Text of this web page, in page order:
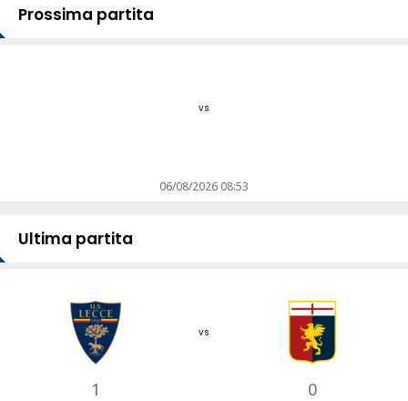
Prossima partita
vs
06/08/2026 08:53
Ultima partita
1
vs
0